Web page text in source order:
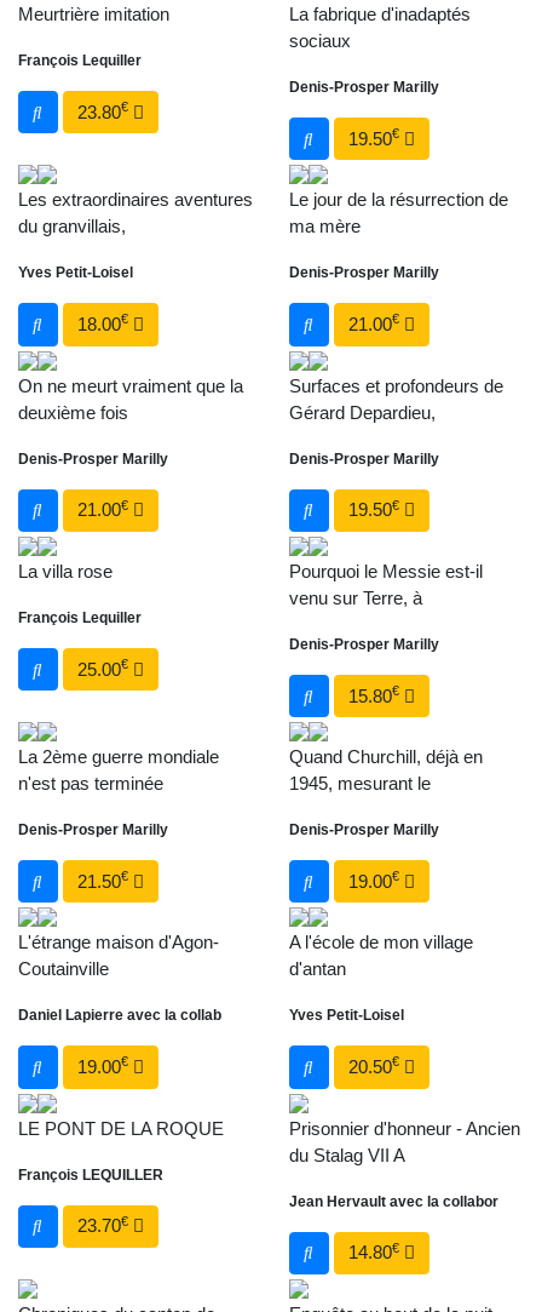
Meurtrière imitation
François Lequiller
23.80€
La fabrique d'inadaptés
sociaux
Denis-Prosper Marilly
19.50€
Les extraordinaires aventures
du granvillais,
Yves Petit-Loisel
18.00€
Le jour de la résurrection de
ma mère
Denis-Prosper Marilly
21.00€
On ne meurt vraiment que la
deuxième fois
Denis-Prosper Marilly
21.00€
Surfaces et profondeurs de
Gérard Depardieu,
Denis-Prosper Marilly
19.50€
La villa rose
François Lequiller
25.00€
Pourquoi le Messie est-il
venu sur Terre, à
Denis-Prosper Marilly
15.80€
La 2ème guerre mondiale
n'est pas terminée
Denis-Prosper Marilly
21.50€
Quand Churchill, déjà en
1945, mesurant le
Denis-Prosper Marilly
19.00€
L'étrange maison d'Agon-
Coutainville
Daniel Lapierre avec la collab
19.00€
A l'école de mon village
d'antan
Yves Petit-Loisel
20.50€
LE PONT DE LA ROQUE
François LEQUILLER
23.70€
Prisonnier d'honneur - Ancien
du Stalag VII A
Jean Hervault avec la collabor
14.80€